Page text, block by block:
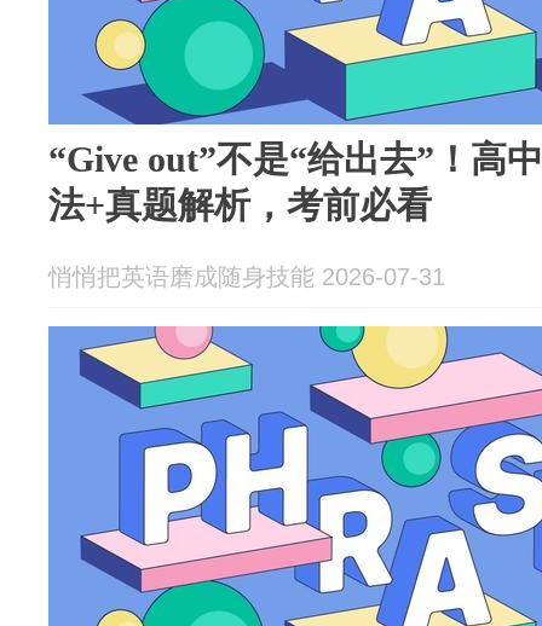
“Give out”不是“给出去”！高
法+真题解析，考前必看
悄悄把英语磨成随身技能 2026-07-31